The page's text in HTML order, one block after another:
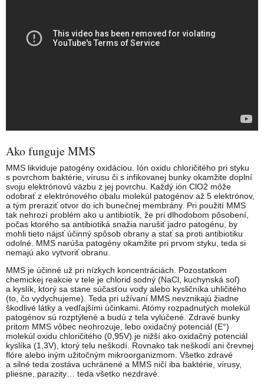
Ako funguje MMS
MMS likviduje patogény oxidáciou. Ión oxidu chloričitého pri styku
s povrchom baktérie, vírusu či s infikovanej bunky okamžite doplní
svoju elektrónovú väzbu z jej povrchu. Každý ión ClO2 môže
odobrať z elektrónového obalu molekúl patogénov až 5 elektrónov,
a tým preraziť otvor do ich bunečnej membrány. Pri použití MMS
tak nehrozí problém ako u antibiotík, že pri dlhodobom pôsobení,
počas ktorého sa antibiotiká snažia narušiť jadro patogénu, by
mohli tieto nájsť účinný spôsob obrany a stať sa proti antibiotiku
odolné. MMS narúša patogény okamžite pri prvom styku, teda si
nemajú ako vytvoriť obranu.
MMS je účinné už pri nízkych koncentráciách. Pozostatkom
chemickej reakcie v tele je chlorid sodný (NaCl, kuchynská soľ)
a kyslík, ktorý sa stane súčasťou vody alebo kysličníka uhličitého
(to, čo vydychujeme). Teda pri užívaní MMS nevznikajú žiadne
škodlivé látky a vedľajšími účinkami. Atómy rozpadnutých molekúl
patogénov sú rozptýlené a budú z tela vylúčené. Zdravé bunky
pritom MMS vôbec neohrozuje, lebo oxidačný potenciál (E°)
molekúl oxidu chloričitého (0,95V) je nižší ako oxidačný potenciál
kyslíka (1,3V), ktorý telu neškodí. Rovnako tak neškodí ani črevnej
flóre alebo iným užitočným mikroorganizmom. Všetko zdravé
a silné teda zostáva uchránené a MMS ničí iba baktérie, vírusy,
pliesne, parazity… teda všetko nezdravé.